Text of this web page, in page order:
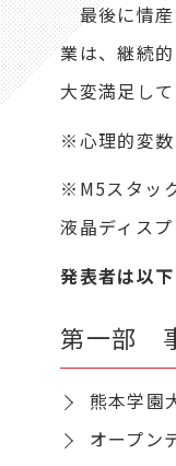
最後に情産
業は、継続
大変満足し
※心理的変数
※M5スタッ
液晶ディス
発表者は以
第一部
熊本学園
オープン